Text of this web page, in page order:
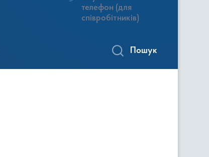
телефон (для
співробітників)
Пошук